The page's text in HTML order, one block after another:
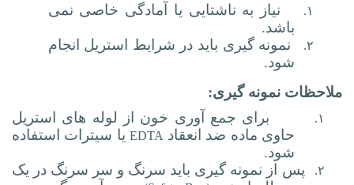
۱.
نیاز به ناشتایی یا آمادگی خاصی نمی
باشد.
۲.
نمونه گیری باید در شرایط استریل انجام
شود.
ملاحظات نمونه گیری:
۱.
برای جمع آوری خون از لوله های استریل
حاوی ماده ضد انعقاد EDTA یا سیترات استفاده
شود.
۲.
پس از نمونه گیری باید سرنگ و سر سرنگ در یک